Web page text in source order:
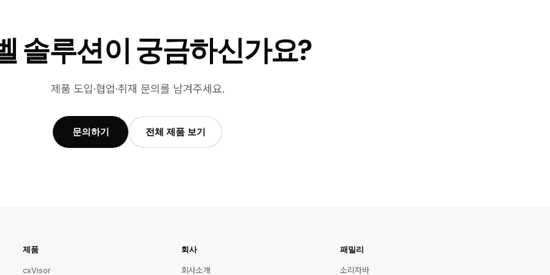
솔루션이 궁금하신가요?
제품 도입·협업·취재 문의를 남겨주세요.
문의하기 전체 제품 보기
제품
cxVisor
회사
회사소개
패밀리
소리자바